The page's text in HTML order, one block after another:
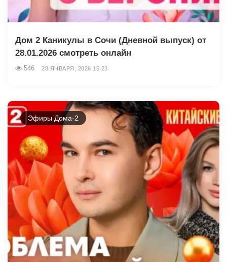
Дом 2 Каникулы в Сочи (Дневной выпуск) от
28.01.2026 смотреть онлайн
546 28 ЯНВАРЯ, 2026 15:23
Эфиры Дома-2